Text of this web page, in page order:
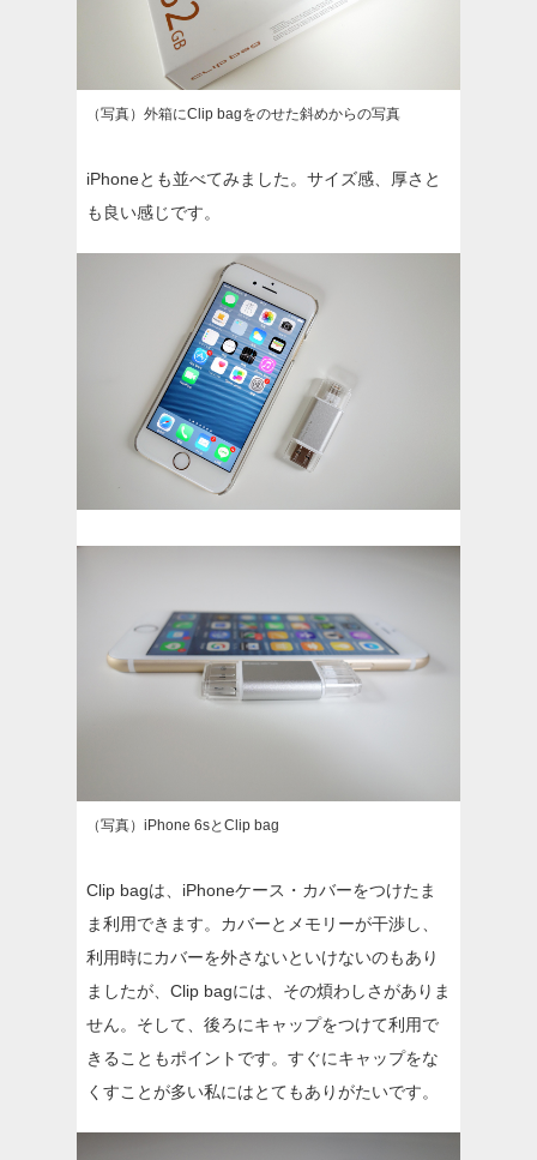
（写真）外箱にClip bagをのせた斜めからの写真
iPhoneとも並べてみました。サイズ感、厚さと
も良い感じです。
（写真）iPhone 6sとClip bag
Clip bagは、iPhoneケース・カバーをつけたま
ま利用できます。カバーとメモリーが干渉し、
利用時にカバーを外さないといけないのもあり
ましたが、Clip bagには、その煩わしさがありま
せん。そして、後ろにキャップをつけて利用で
きることもポイントです。すぐにキャップをな
くすことが多い私にはとてもありがたいです。